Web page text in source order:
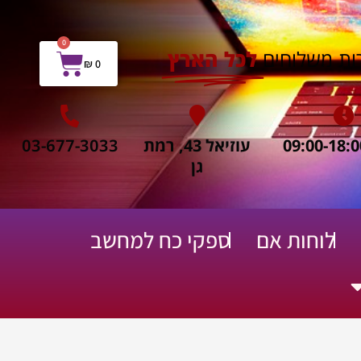
משלוחים לכל הארץ ₪0
0
עגלת
קניות
עוזיאל 43, רמת
גן
03-677-3033
לוחות אם
ספקי כח למחשב
שירות תיקונים